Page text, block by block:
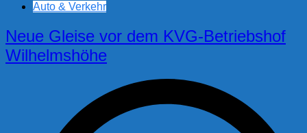
Auto & Verkehr
Neue Gleise vor dem KVG-Betriebshof
Wilhelmshöhe